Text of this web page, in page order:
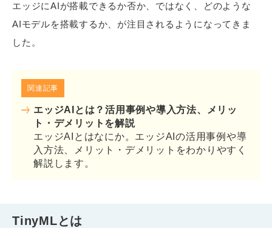
エッジにAIが搭載できるか否か、ではなく、どのような
AIモデルを搭載するか、が注目されるようになってきま
した。
関連記事
エッジAIとは？活用事例や導入方法、メリッ
ト・デメリットを解説
エッジAIとはなにか。エッジAIの活用事例や導
入方法、メリット・デメリットをわかりやすく
解説します。
TinyMLとは